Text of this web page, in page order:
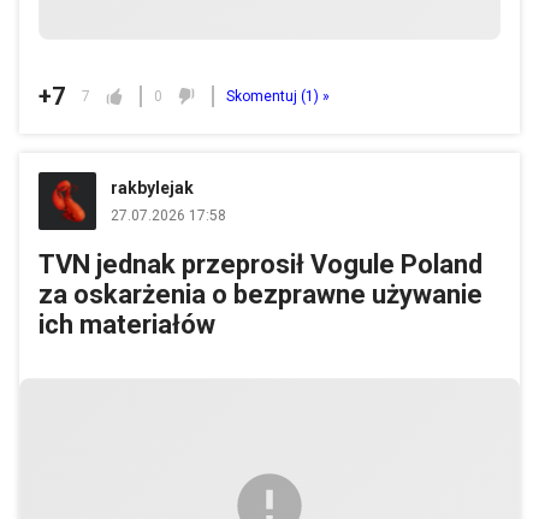
+7 7 0 Skomentuj (1 ) »
rakbylejak
27.07.2026 17:58
TVN jednak przeprosił Vogule Poland
za oskarżenia o bezprawne używanie
ich materiałów